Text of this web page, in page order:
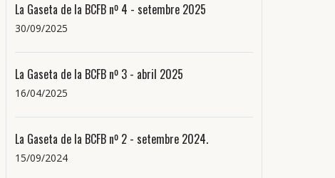
La Gaseta de la BCFB nº 4 - setembre 2025
30/09/2025
La Gaseta de la BCFB nº 3 - abril 2025
16/04/2025
La Gaseta de la BCFB nº 2 - setembre 2024.
15/09/2024